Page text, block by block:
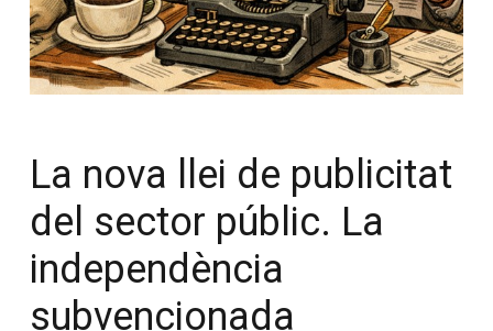
La nova llei de
publicitat del sector
públic. La
independència